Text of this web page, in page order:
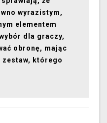
wyrazistym,
elementem
dla graczy,
obronę, mając
zestaw, którego